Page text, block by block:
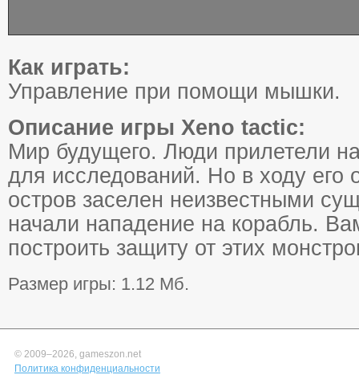
Как играть:
Управление при помощи мышки.
Описание игры Xeno tactic:
Мир будущего. Люди прилетели
для исследований. Но в ходу его
остров заселен неизвестными
начали нападение на корабль.
построить защиту от этих
Размер игры: 1.12 Мб.
© 2009–2026, gameszon.net
Политика конфиденциальности